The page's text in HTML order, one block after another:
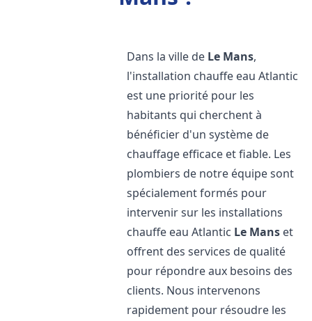
Dans la ville de Le Mans,
l'installation chauffe eau Atlantic
est une priorité pour les
habitants qui cherchent à
bénéficier d'un système de
chauffage efficace et fiable. Les
plombiers de notre équipe sont
spécialement formés pour
intervenir sur les installations
chauffe eau Atlantic Le Mans et
offrent des services de qualité
pour répondre aux besoins des
clients. Nous intervenons
rapidement pour résoudre les